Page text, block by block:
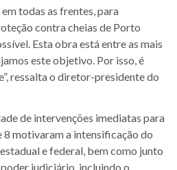
todas as frentes, para
contra cheias de Porto
Esta obra está entre as mais
este objetivo. Por isso, é
ressalta o diretor-presidente do
de intervenções imediatas para
8 motivaram a intensificação do
e federal, bem como junto
judiciário, incluindo o